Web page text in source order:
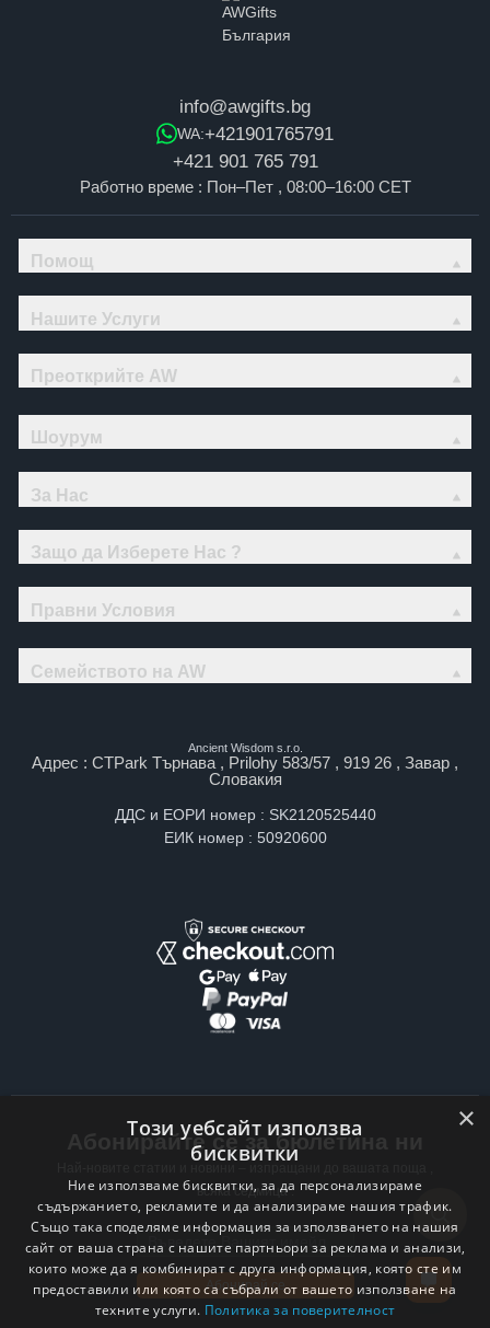
info@awgifts.bg
WA:+421901765791
+421 901 765 791
Работно време : Пон–Пет , 08:00–16:00 CET
Помощ
Нашите Услуги
Преоткрийте AW
Шоурум
За Нас
Защо да Изберете Нас ?
Правни Условия
Семейството на AW
Ancient Wisdom s.r.o.
Адрес : CTPark Търнава , Prilohy 583/57 , 919 26 , Завар ,
Словакия
ДДС и ЕОРИ номер : SK2120525440
ЕИК номер : 50920600
Абонирайте се за бюлетина ни
всяка седмица .
Email address
Абонирай се
×
Този уебсайт използва
бисквитки
Ние използваме бисквитки, за да персонализираме
съдържанието, рекламите и да анализираме нашия трафик.
Също така споделяме информация за използването на нашия
сайт от ваша страна с нашите партньори за реклама и анализи,
които може да я комбинират с друга информация, която сте им
предоставили или която са събрали от вашето използване на
техните услуги. Политика за поверителност